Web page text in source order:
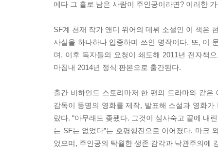
에다 그 홀로 남은 사람이 주인공이라면? 이러한
SF계 천재 작가 앤디 위어의 데뷔 소설인 이 책은
사실을 하나하나 입증하며 쓰인 명작이다. 또, 이
며, 이후 독자들의 요청이 쇄도해 2011년 전자책
마침내 2014년 정식 판본으로 출간된다.
출간 비하인드 스토리마저 한 편의 드라마와 같
감독이 동명의 영화를 제작, 발표해 소설과 영화
랐다. “아무래도 좆됐다. 그것이 심사숙고 끝에 내
는 SF는 없었다”는 호평행진으로 이어졌다. 마크
었으며, 주인공의 탁월한 생존 감각과 낙관주의에